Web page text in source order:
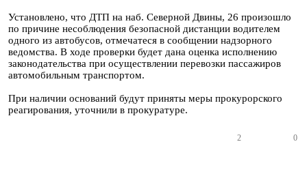
Установлено, что ДТП на наб. Северной Двины, 26 произошло
по причине несоблюдения безопасной дистанции водителем
одного из автобусов, отмечатеся в сообщении надзорного
ведомства. В ходе проверки будет дана оценка исполнению
законодательства при осуществлении перевозки пассажиров
автомобильным транспортом.
При наличии оснований будут приняты меры прокурорского
реагирования, уточнили в прокуратуре.
2 0